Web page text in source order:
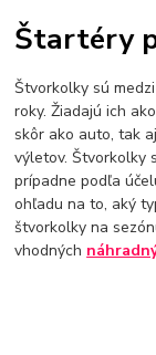
Štartéry
Štvorkolky sú
roky. Žiadajú ich
skôr ako auto, tak
výletov. Štvorkolky
prípadne podľa
ohľadu na to, aký
štvorkolky na
vhodných